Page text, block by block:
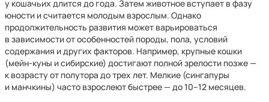
у кошачьих длится до года. Затем животное вступает в фазу
юности и считается молодым взрослым. Однако
продолжительность развития может варьироваться
в зависимости от особенностей породы, пола, условий
содержания и других факторов. Например, крупные кошки
(мейн-куны и сибирские) достигают полной зрелости позже —
к возрасту от полутора до трех лет. Мелкие (сингапуры
и манчкины) часто взрослеют быстрее — до 10–12 месяцев.